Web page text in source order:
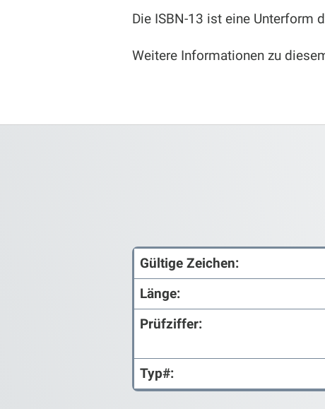
Die ISBN-13 ist eine Unterform
Weitere Informationen zu
Gültige Zeichen:
Länge:
Prüfziffer:
Typ#: